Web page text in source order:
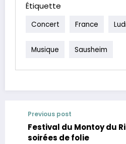
Étiquette
Concert France
Musique Sausheim
Previous post
Festival du Montoy du
soirées de folie